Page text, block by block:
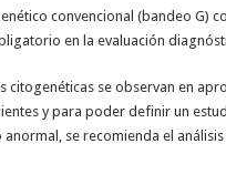
convencional (bandeo G)
en la evaluación
citogenéticas se observan en
y para poder definir un
se recomienda el